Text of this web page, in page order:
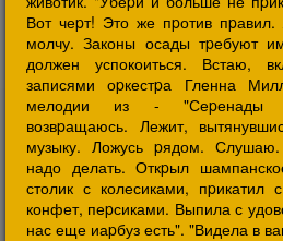
Вот чеpт! Это же пpотив
молчу. Законы осады тpебуют
должен успокоиться. Встаю,
записями оpкестpа Гленна
мелодии из - "Сеpенады
возвpащаюсь. Лежит,
музыку. Ложусь pядом.
надо делать. Откpыл
столик с колесиками, пpикатил
конфет, пеpсиками. Выпила с
нас еще иаpбуз есть". "Видела в